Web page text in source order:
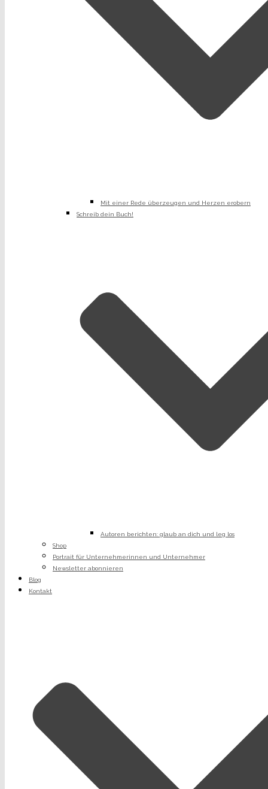
Mit einer Rede überzeugen und Herzen erobern
Schreib dein Buch!
Autoren berichten: glaub an dich und leg los
Shop
Portrait für Unternehmerinnen und Unternehmer
Newsletter abonnieren
Blog
Kontakt